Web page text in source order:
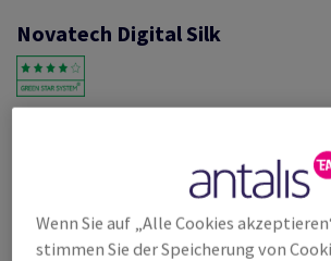
Novatech Digital Silk
Novatech, Digital silk, halbmatt, beidseitig
ECF, 170g/m2, 320mm x 450mm, SRA3, SB,
Weitere Produktinformationen
Wenn Sie auf „Alle Cookies
stimmen Sie der Speicherung von